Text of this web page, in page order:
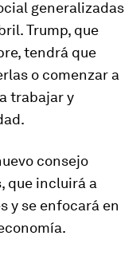
generalizadas
Trump, que
tendrá que
o comenzar a
trabajar y
consejo
que incluirá a
y se enfocará en